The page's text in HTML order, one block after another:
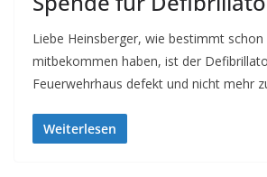
f
t
g
e
Liebe Heinsberger, wie bestimmt schon
mitbekommen haben, ist der
Feuerwehrhaus defekt und nicht mehr
Weiterlesen